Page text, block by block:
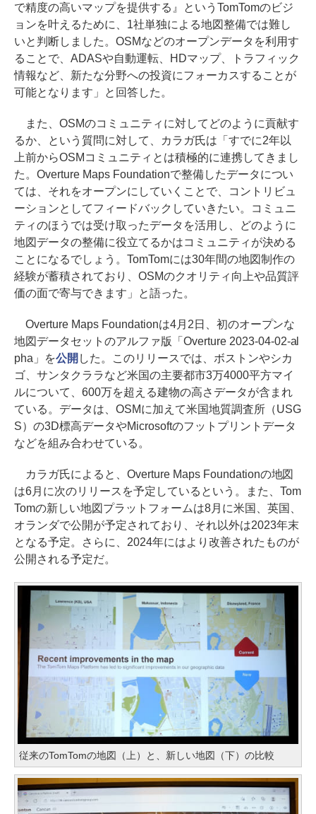
で精度の高いマップを提供する』というTomTomのビジ
ョンを叶えるために、1社単独による地図整備では難し
いと判断しました。OSMなどのオープンデータを利用す
ることで、ADASや自動運転、HDマップ、トラフィック
情報など、新たな分野への投資にフォーカスすることが
可能となります」と回答した。
また、OSMのコミュニティに対してどのように貢献す
るか、という質問に対して、カラガ氏は「すでに2年以
上前からOSMコミュニティとは積極的に連携してきまし
た。Overture Maps Foundationで整備したデータについ
ては、それをオープンにしていくことで、コントリビュ
ーションとしてフィードバックしていきたい。コミュニ
ティのほうでは受け取ったデータを活用し、どのように
地図データの整備に役立てるかはコミュニティが決める
ことになるでしょう。TomTomには30年間の地図制作の
経験が蓄積されており、OSMのクオリティ向上や品質評
価の面で寄与できます」と語った。
Overture Maps Foundationは4月2日、初のオープンな
地図データセットのアルファ版「Overture 2023-04-02-al
pha」を公開 した。このリリースでは、ボストンやシカ
ゴ、サンタクララなど米国の主要都市3万4000平方マイ
ルについて、600万を超える建物の高さデータが含まれ
ている。データは、OSMに加えて米国地質調査所（USG
S）の3D標高データやMicrosoftのフットプリントデータ
などを組み合わせている。
カラガ氏によると、Overture Maps Foundationの地図
は6月に次のリリースを予定しているという。また、Tom
Tomの新しい地図プラットフォームは8月に米国、英国、
オランダで公開が予定されており、それ以外は2023年末
となる予定。さらに、2024年にはより改善されたものが
公開される予定だ。
従来のTomTomの地図（上）と、新しい地図（下）の比較